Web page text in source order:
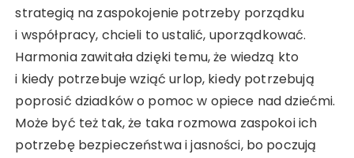
strategią na zaspokojenie potrzeby porządku
i współpracy, chcieli to ustalić, uporządkować.
Harmonia zawitała dzięki temu, że wiedzą kto
i kiedy potrzebuje wziąć urlop, kiedy potrzebują
poprosić dziadków o pomoc w opiece nad dziećmi.
Może być też tak, że taka rozmowa zaspokoi ich
potrzebę bezpieczeństwa i jasności, bo poczują